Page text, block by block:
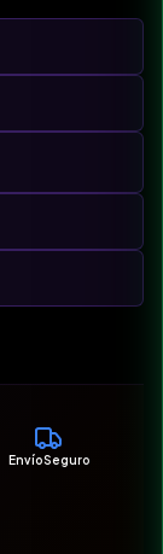
Envío Seguro